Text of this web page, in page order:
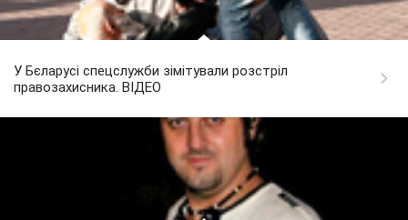
У Бєларусі спецслужби зімітували розстріл
правозахисника. ВІДЕО